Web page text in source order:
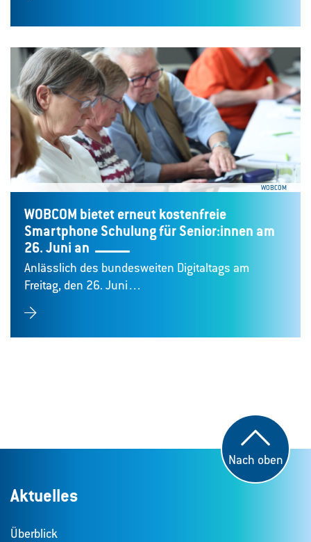
WOBCOM
WOBCOM bietet erneut kostenfreie
Smartphone Schulung für Senior:innen am
26. Juni an
Anlässlich des bundesweiten Digitaltags am
Freitag, den 26. Juni…
Nach oben
Aktuelles
Überblick